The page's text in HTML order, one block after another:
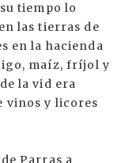
tiempo lo
las tierras de
en la hacienda
maíz, fríjol y
la vid era
vinos y licores
Parras a